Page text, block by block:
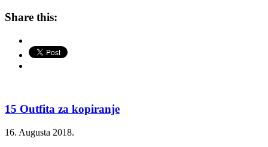
Share this:
15 Outfita za kopiranje
16. Augusta 2018.